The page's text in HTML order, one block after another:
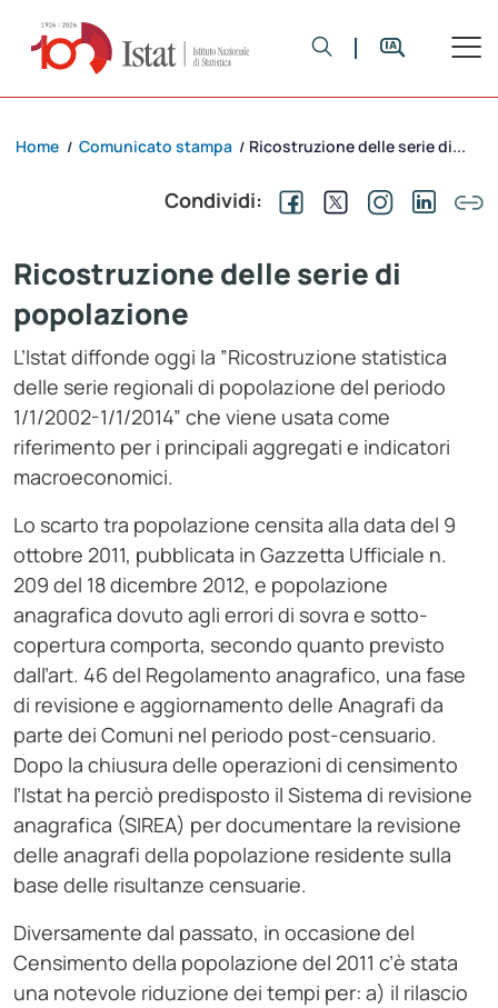
Home / Comunicato stampa / Ricostruzione delle serie di...
Condividi:
Ricostruzione delle serie di
popolazione
L’Istat diffonde oggi la ”Ricostruzione statistica
delle serie regionali di popolazione del periodo
1/1/2002-1/1/2014” che viene usata come
riferimento per i principali aggregati e indicatori
macroeconomici.
Lo scarto tra popolazione censita alla data del 9
ottobre 2011, pubblicata in Gazzetta Ufficiale n.
209 del 18 dicembre 2012, e popolazione
anagrafica dovuto agli errori di sovra e sotto-
copertura comporta, secondo quanto previsto
dall’art. 46 del Regolamento anagrafico, una fase
di revisione e aggiornamento delle Anagrafi da
parte dei Comuni nel periodo post-censuario.
Dopo la chiusura delle operazioni di censimento
l’Istat ha perciò predisposto il Sistema di revisione
anagrafica (SIREA) per documentare la revisione
delle anagrafi della popolazione residente sulla
base delle risultanze censuarie.
Diversamente dal passato, in occasione del
Censimento della popolazione del 2011 c’è stata
una notevole riduzione dei tempi per: a) il rilascio